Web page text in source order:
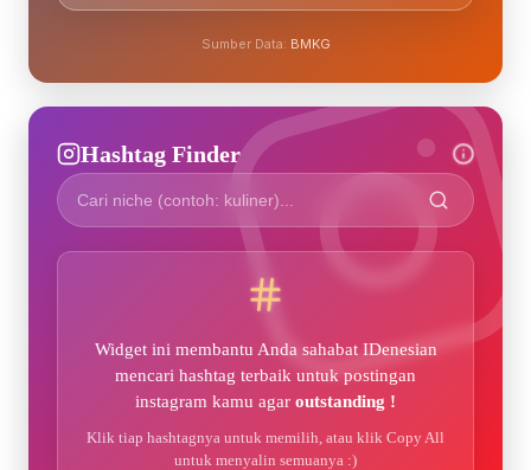
Sumber Data: BMKG
Hashtag Finder
Widget ini membantu Anda sahabat IDenesian
mencari hashtag terbaik untuk postingan
instagram kamu agar outstanding !
Klik tiap hashtagnya untuk memilih, atau klik Copy All
untuk menyalin semuanya :)